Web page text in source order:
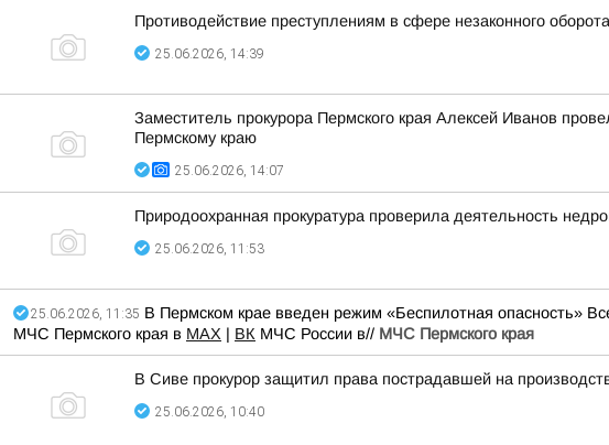
Противодействие преступлениям в сфере незаконного
25.06.2026, 14:39
Заместитель прокурора Пермского края Алексей Иванов
Пермскому краю
25.06.2026, 14:07
Природоохранная прокуратура проверила деятельность
25.06.2026, 11:53
25.06.2026, 11:35 В Пермском крае введен режим «Беспилотная опасность»
МЧС Пермского края в МАХ | ВК МЧС России в// МЧС Пермского края
В Сиве прокурор защитил права пострадавшей на
25.06.2026, 10:40